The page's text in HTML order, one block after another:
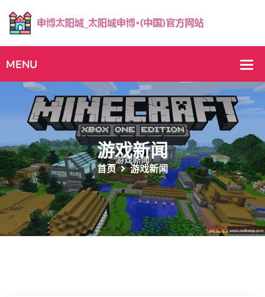
游戏新闻
首页 游戏新闻